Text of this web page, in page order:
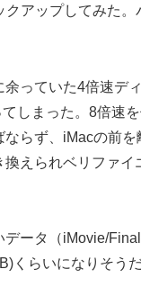
アップしてみた
っていた4倍速デ
しまった。8倍速
らず、iMacの前
えられベリファ
ータ（iMovie/
くらいになりそうだ